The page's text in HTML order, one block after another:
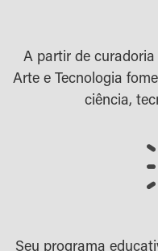
A partir de
Arte e Tecnologia
ciência,
Seu programa